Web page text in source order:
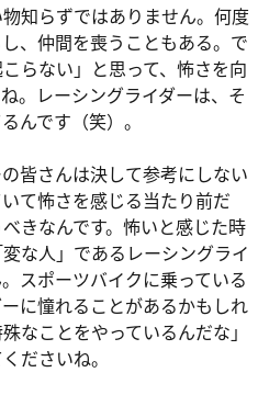
知らずではありません。何度
、仲間を喪うこともある。で
らない」と思って、怖さを向
。レーシングライダーは、そ
んです（笑）。
皆さんは決して参考にしない
て怖さを感じる当たり前だ
きなんです。怖いと感じた時
な人」であるレーシングライ
スポーツバイクに乗っている
に憧れることがあるかもしれ
なことをやっているんだな」
ださいね。